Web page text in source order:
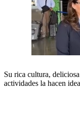
Su rica cultura,
actividades la hacen